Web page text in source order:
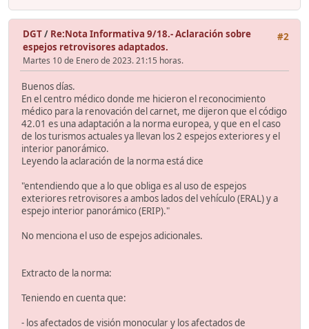
#2
DGT/ Re:Nota Informativa 9/18.- Aclaración sobre
espejos retrovisores adaptados.
Martes 10 de Enero de 2023. 21:15 horas.
Buenos días.
En el centro médico donde me hicieron el reconocimiento
médico para la renovación del carnet, me dijeron que el código
42.01 es una adaptación a la norma europea, y que en el caso
de los turismos actuales ya llevan los 2 espejos exteriores y el
interior panorámico.
Leyendo la aclaración de la norma está dice
"entendiendo que a lo que obliga es al uso de espejos
exteriores retrovisores a ambos lados del vehículo (ERAL) y a
espejo interior panorámico (ERIP)."
No menciona el uso de espejos adicionales.
Extracto de la norma:
Teniendo en cuenta que:
- los afectados de visión monocular y los afectados de